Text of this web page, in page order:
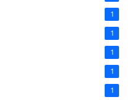
1
1
1
1
1